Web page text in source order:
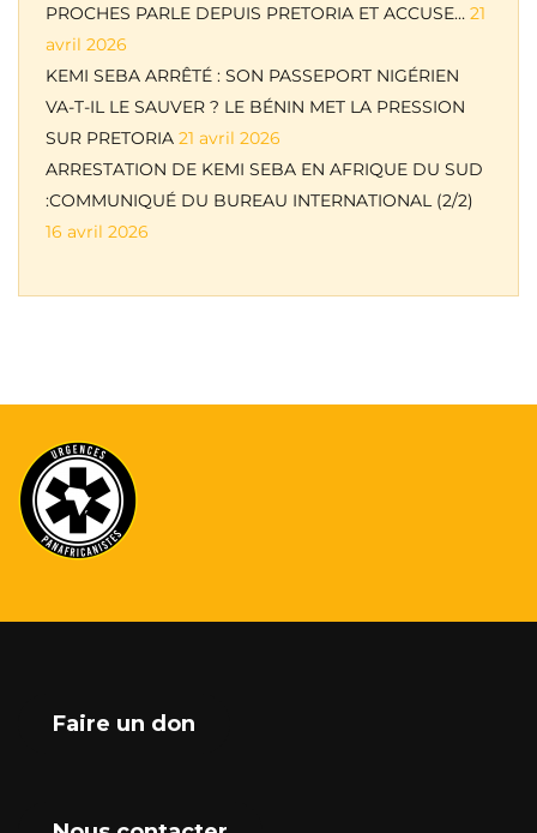
PROCHES PARLE DEPUIS PRETORIA ET ACCUSE… 21
avril 2026
KEMI SEBA ARRÊTÉ : SON PASSEPORT NIGÉRIEN
VA-T-IL LE SAUVER ? LE BÉNIN MET LA PRESSION
SUR PRETORIA 21 avril 2026
ARRESTATION DE KEMI SEBA EN AFRIQUE DU SUD
:COMMUNIQUÉ DU BUREAU INTERNATIONAL (2/2)
16 avril 2026
Faire un don